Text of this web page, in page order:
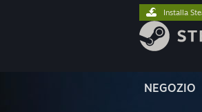
NEGOZIO
Installa